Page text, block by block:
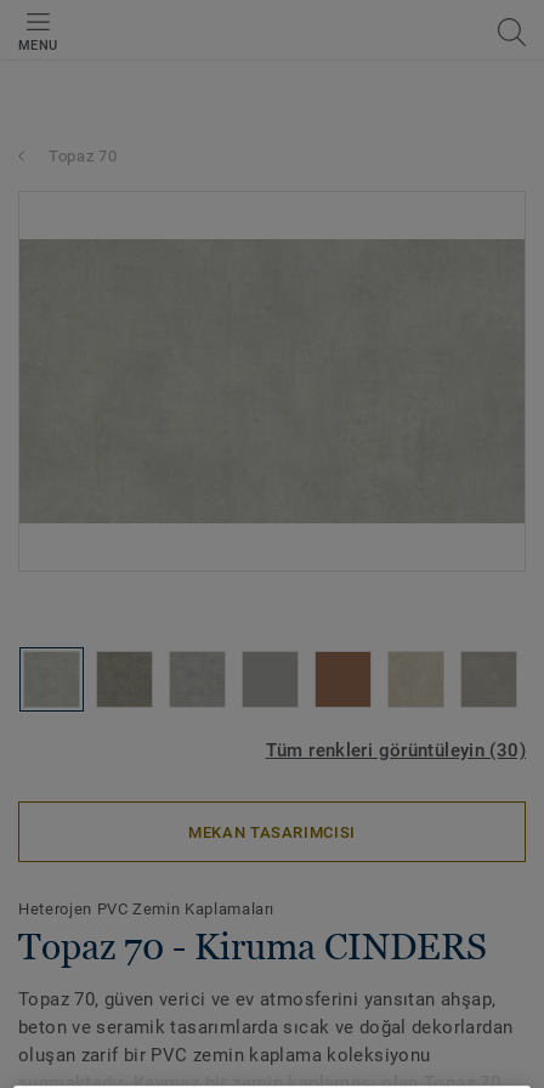
MENU
Topaz 70
Tüm renkleri görüntüleyin (30)
MEKAN TASARIMCISI
Heterojen PVC Zemin Kaplamaları
Topaz 70 - Kiruma CINDERS
Topaz 70, güven verici ve ev atmosferini yansıtan ahşap,
beton ve seramik tasarımlarda sıcak ve doğal dekorlardan
oluşan zarif bir PVC zemin kaplama koleksiyonu
sunmaktadır. Kaymaz bir zemin kaplaması olan Topaz 70,